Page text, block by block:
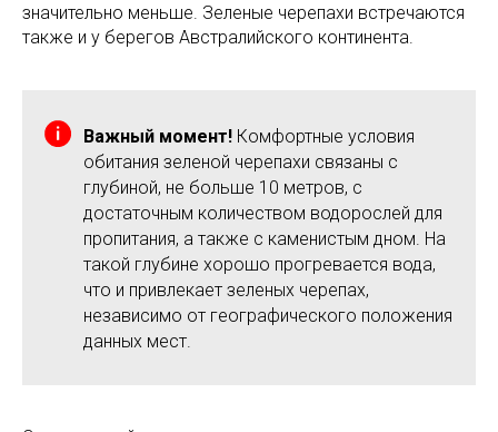
значительно меньше. Зеленые черепахи встречаются
также и у берегов Австралийского континента.
Важный момент! Комфортные условия
обитания зеленой черепахи связаны с
глубиной, не больше 10 метров, с
достаточным количеством водорослей для
пропитания, а также с каменистым дном. На
такой глубине хорошо прогревается вода,
что и привлекает зеленых черепах,
независимо от географического положения
данных мест.